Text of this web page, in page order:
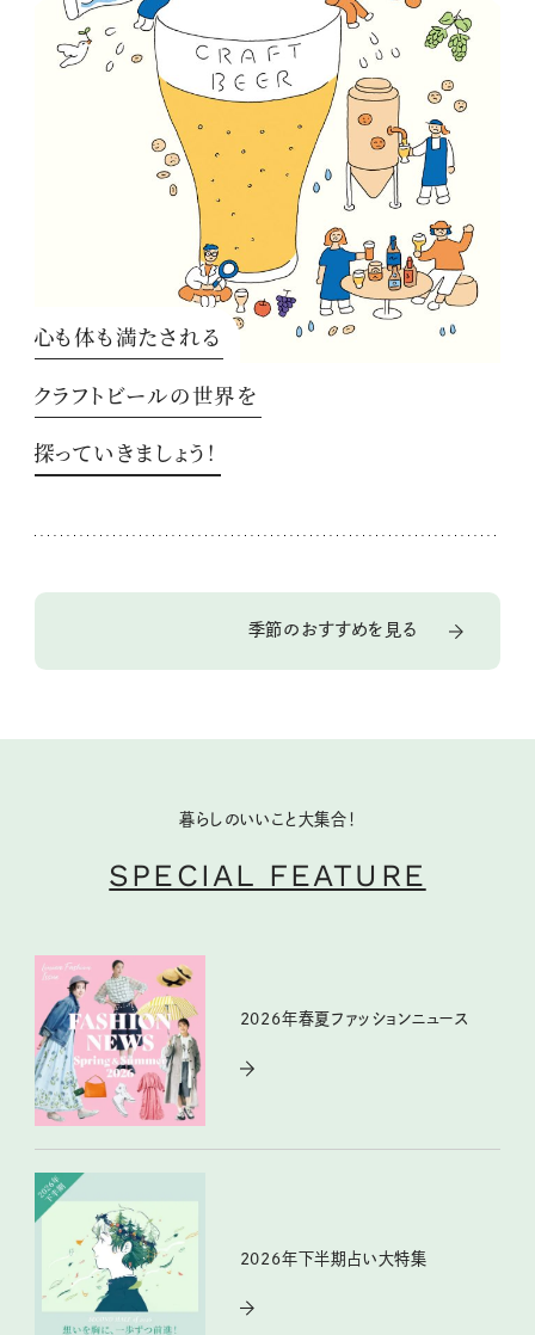
心も体も満たされる
クラフトビールの世界を
探っていきましょう！
季節のおすすめを見る
暮らしのいいこと大集合！
SPECIAL FEATURE
2026年春夏ファッションニュース
2026年下半期占い大特集